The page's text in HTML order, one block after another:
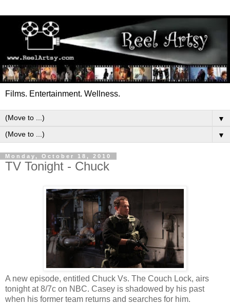
Films. Entertainment. Wellness.
▼
▼
Monday, October 18, 2010
TV Tonight - Chuck
A new episode, entitled Chuck Vs. The Couch Lock, airs
tonight at 8/7c on NBC. Casey is shadowed by his past
when his former team returns and searches for him.